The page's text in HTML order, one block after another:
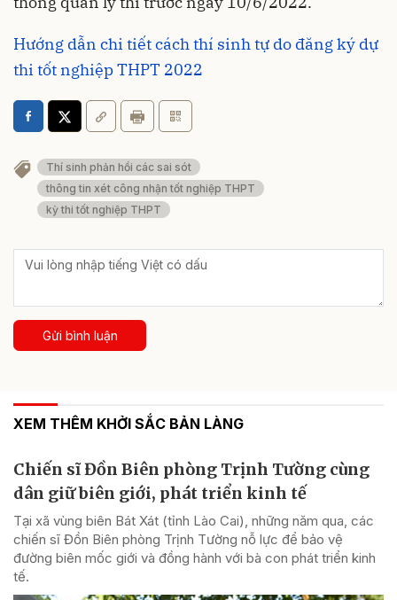
Hướng dẫn chi tiết cách thí sinh tự do đăng ký dự
thi tốt nghiệp THPT 2022
Thí sinh phản hồi các sai sót
thông tin xét công nhận tốt nghiệp THPT
kỳ thi tốt nghiệp THPT
Gửi bình luận
XEM THÊM KHỞI SẮC BẢN LÀNG
Chiến sĩ Đồn Biên phòng Trịnh Tường cùng
dân giữ biên giới, phát triển kinh tế
Tại xã vùng biên Bát Xát (tỉnh Lào Cai), những năm qua, các
chiến sĩ Đồn Biên phòng Trịnh Tường nỗ lực để bảo vệ
đường biên mốc giới và đồng hành với bà con phát triển kinh
tế.